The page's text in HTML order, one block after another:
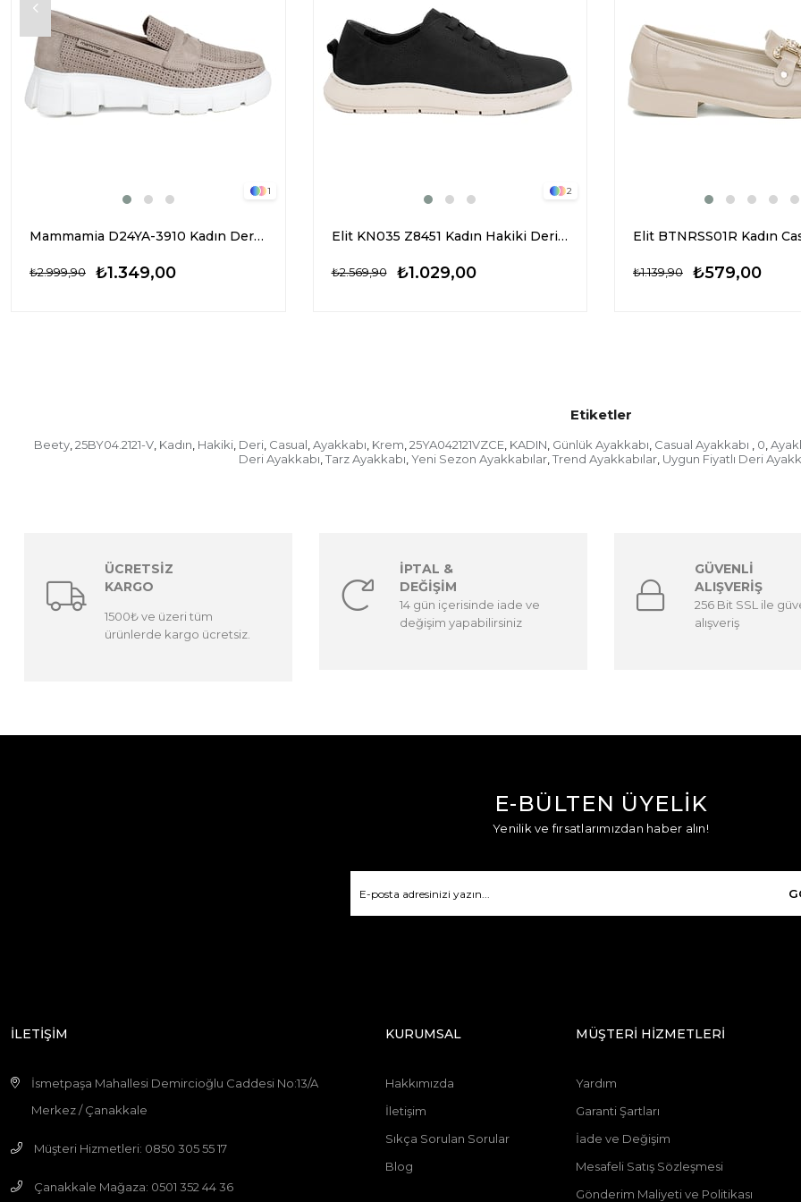
1
Mammamia D24YA-3910 Kadın Deri Casual Ayakkabı Gri
₺1.349,00
₺2.999,90
2
Elit KN035 Z8451 Kadın Hakiki Deri Casual Ayakkabı Siyah
₺1.029,00
₺2.569,90 ₺579,00
₺1.139,90
Etiketler
Beety, 25BY04.2121-V, Kadın, Hakiki, Deri, Casual, Ayakkabı, Krem, 25YA042121VZCE, KADIN, Günlük Ayakkabı, Casual Ayakkabı , 0,
Deri Ayakkabı, Tarz Ayakkabı, Yeni Sezon Ayakkabılar, Trend Ayakkabılar, Uygun Fiyatlı Deri
ÜCRETSİZ
KARGO
1500₺ ve üzeri tüm
ürünlerde kargo ücretsiz.
İPTAL &
DEĞİŞİM
14 gün içerisinde iade ve
değişim yapabilirsiniz
GÜVENLİ
ALIŞVERİŞ
256 Bit SSL ile
alışveriş
E-BÜLTEN ÜYELİK
Yenilik ve fırsatlarımızdan haber alın!
İLETİŞİM
İsmetpaşa Mahallesi Demircioğlu Caddesi No:13/A
Merkez / Çanakkale
Müşteri Hizmetleri: 0850 305 55 17
Çanakkale Mağaza: 0501 352 44 36
KURUMSAL
Hakkımızda
İletişim
Sıkça Sorulan Sorular
Blog
MÜŞTERİ HİZMETLERİ
Yardım
Garanti Şartları
İade ve Değişim
Mesafeli Satış Sözleşmesi
Gönderim Maliyeti ve Politikası